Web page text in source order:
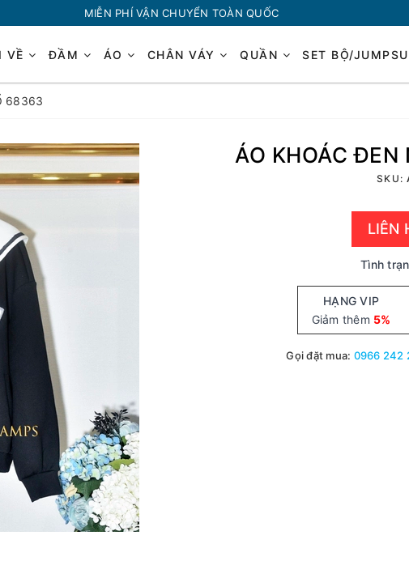
MIỄN PHÍ VẬN CHUYỂN TOÀN QUỐC
VỀ ĐẦM ÁO CHÂN VÁY QUẦN SET BỘ/
68363
ÁO KHOÁC
SKU:
LIÊN
Tình
HẠNG VIP
Giảm thêm 5%
Gọi đặt mua: 0966 242